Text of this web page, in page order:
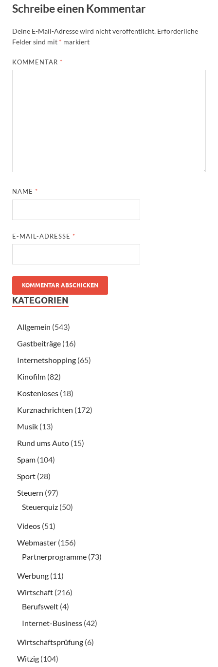
Schreibe einen Kommentar
Deine E-Mail-Adresse wird nicht veröffentlicht. Erforderliche
Felder sind mit * markiert
KOMMENTAR *
NAME *
E-MAIL-ADRESSE *
KATEGORIEN
Allgemein (543)
Gastbeiträge (16)
Internetshopping (65)
Kinofilm (82)
Kostenloses (18)
Kurznachrichten (172)
Musik (13)
Rund ums Auto (15)
Spam (104)
Sport (28)
Steuern (97)
Steuerquiz (50)
Videos (51)
Webmaster (156)
Partnerprogramme (73)
Werbung (11)
Wirtschaft (216)
Berufswelt (4)
Internet-Business (42)
Wirtschaftsprüfung (6)
Witzig (104)